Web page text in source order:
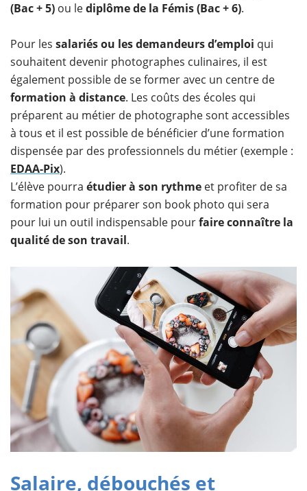
(Bac + 5) ou lediplôme de la Fémis (Bac + 6).
Pour les salariés ou les demandeurs d’emploi qui
souhaitent devenir photographes culinaires, il est
également possible de se former avec un centre de
formation à distance. Les coûts des écoles qui
préparent au métier de photographe sont accessibles
à tous et il est possible de bénéficier d’une formation
dispensée par des professionnels du métier (exemple :
EDAA-Pix).
L’élève pourra étudier à son rythme et profiter de sa
formation pour préparer son book photo qui sera
pour lui un outil indispensable pourfaire connaître la
qualité de son travail.
Salaire, débouchés et